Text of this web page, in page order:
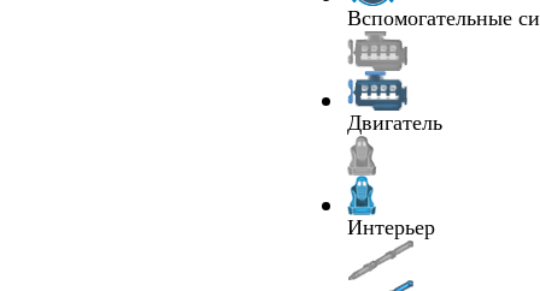
Вспомогательные
Двигатель
Интерьер